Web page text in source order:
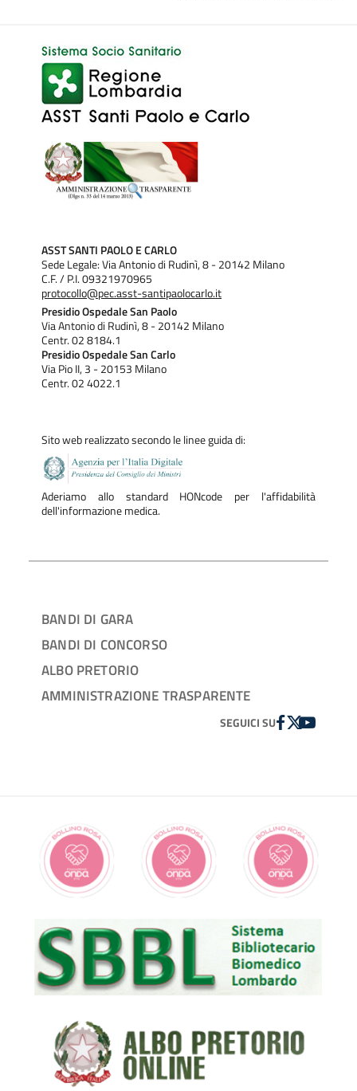
ASST SANTI PAOLO E CARLO
Sede Legale: Via Antonio di Rudinì, 8 - 20142 Milano
C.F. / P.I. 09321970965
protocollo@pec.asst-santipaolocarlo.it
Presidio Ospedale San Paolo
Via Antonio di Rudinì, 8 - 20142 Milano
Centr. 02 8184.1
Presidio Ospedale San Carlo
Via Pio II, 3 - 20153 Milano
Centr. 02 4022.1
Sito web realizzato secondo le linee guida di:
Aderiamo allo standard HONcode per l'affidabilità
dell'informazione medica.
BANDI DI GARA
BANDI DI CONCORSO
ALBO PRETORIO
AMMINISTRAZIONE TRASPARENTE
SEGUICI SUFACEBOOK
TWITTER
YOUTUBE